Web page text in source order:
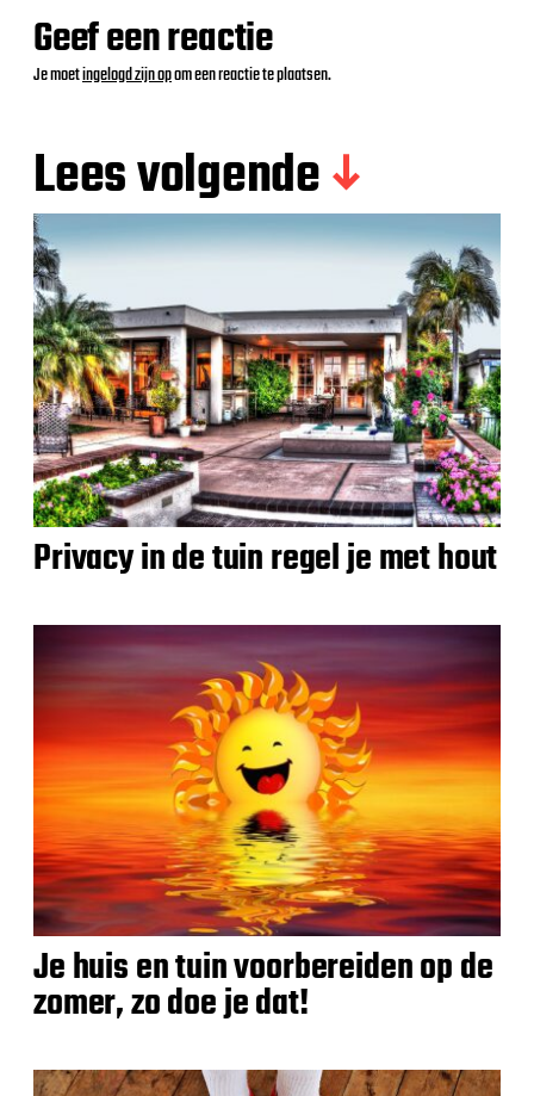
Geef een reactie
Je moetingelogd zijn opom een reactie te plaatsen.
Lees volgende
Privacy in de tuin regel je met hout
Je huis en tuin voorbereiden op de
zomer, zo doe je dat!